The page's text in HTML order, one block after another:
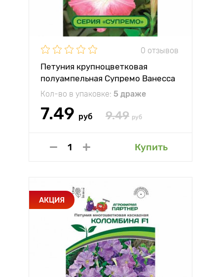
0 отзывов
Петуния крупноцветковая
полуампельная Супремо Ванесса
F1 Партнер
Кол-во в упаковке: 5 драже
7.49 руб 9.49 руб
Купить
АКЦИЯ